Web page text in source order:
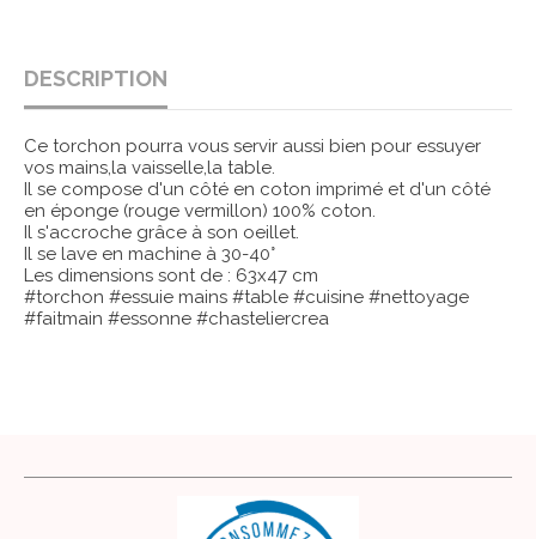
DESCRIPTION
Ce torchon pourra vous servir aussi bien pour essuyer
vos mains,la vaisselle,la table.
Il se compose d'un côté en coton imprimé et d'un côté
en éponge (rouge vermillon) 100% coton.
Il s'accroche grâce à son oeillet.
Il se lave en machine à 30-40°
Les dimensions sont de : 63x47 cm
#torchon #essuie mains #table #cuisine #nettoyage
#faitmain #essonne #chasteliercrea